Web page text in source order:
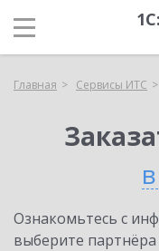
Главная Сервисы ИТС
Ознакомьтесь с
выберите